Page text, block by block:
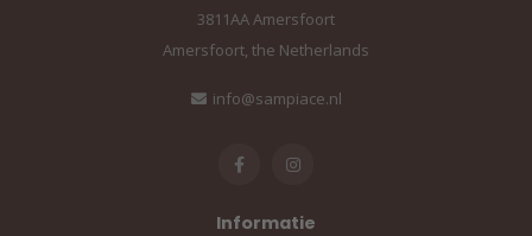
3811AA Amersfoort
Amersfoort, the Netherlands
info@sampiace.nl
Informatie